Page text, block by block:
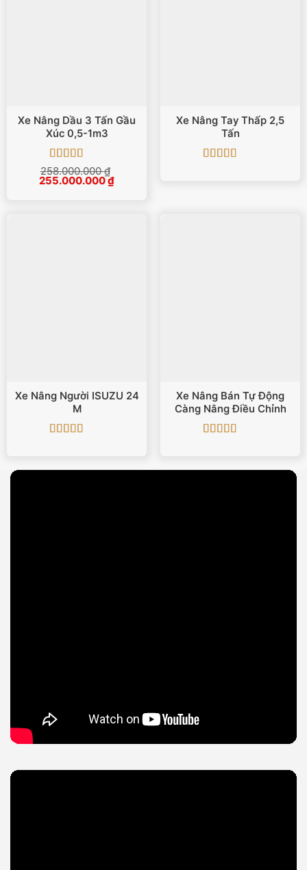
Xe Nâng Dầu 3 Tấn Gầu
Xúc 0,5-1m3
Được xếp
hạng55 sao
258.000.000₫
Giá
255.000.000₫Giá
Xe Nâng Tay Thấp 2,5
Tấn
Xe Nâng Người ISUZU 24
M
Xe Nâng Bán Tự Động
Càng Nâng Điều Chỉnh